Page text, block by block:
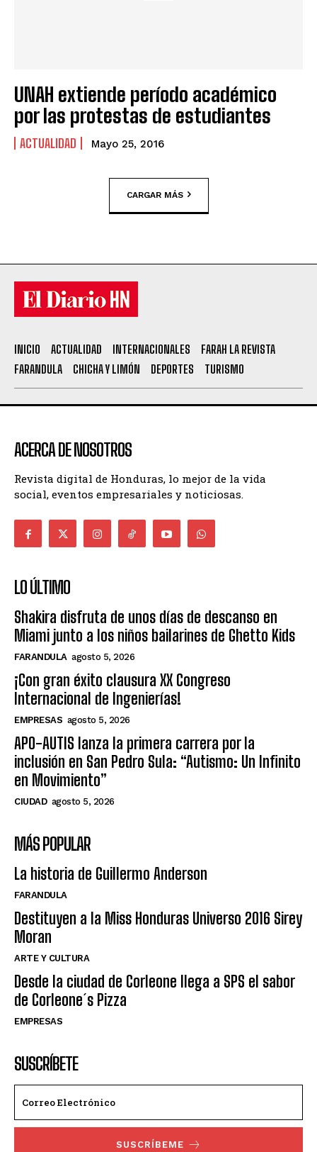
UNAH extiende período académico
por las protestas de estudiantes
ACTUALIDAD Mayo 25, 2016
CARGAR MÁS
INICIO ACTUALIDAD INTERNACIONALES
FARAH LA REVISTA
FARANDULA
CHICHA Y LIMÓN DEPORTES TURISMO
ACERCA DE NOSOTROS
Revista digital de Honduras, lo mejor de la vida
social, eventos empresariales y noticiosas.
LO ÚLTIMO
Shakira disfruta de unos días de descanso en
Miami junto a los niños bailarines de Ghetto Kids
FARANDULA agosto 5, 2026
¡Con gran éxito clausura XX Congreso
Internacional de Ingenierías!
EMPRESAS agosto 5, 2026
APO-AUTIS lanza la primera carrera por la
inclusión en San Pedro Sula: “Autismo: Un Infinito
en Movimiento”
CIUDAD agosto 5, 2026
MÁS POPULAR
La historia de Guillermo Anderson
FARANDULA
Destituyen a la Miss Honduras Universo 2016 Sirey
Moran
ARTE Y CULTURA
Desde la ciudad de Corleone llega a SPS el sabor
de Corleone´s Pizza
EMPRESAS
SUSCRÍBETE
SUSCRÍBEME